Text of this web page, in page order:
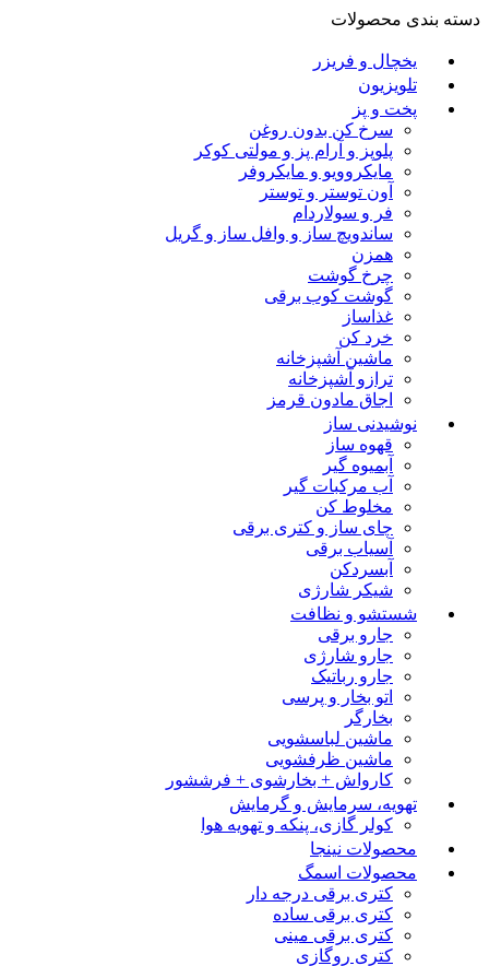
دسته بندی محصولات
یخچال و فریزر
تلویزیون
پخت و پز
سرخ کن بدون روغن
پلوپز و آرام پز و مولتی کوکر
مایکروویو و مایکروفر
آون توستر و توستر
فر و سولاردام
ساندویچ ساز و وافل ساز و گریل
همزن
چرخ گوشت
گوشت کوب برقی
غذاساز
خرد کن
ماشین آشپزخانه
ترازو آشپزخانه
اجاق مادون قرمز
نوشیدنی ساز
قهوه ساز
آبمیوه گیر
آب مرکبات گیر
مخلوط کن
چای ساز و کتری برقی
آسیاب برقی
آبسردکن
شیکر شارژی
شستشو و نظافت
جارو برقی
جارو شارژی
جارو رباتیک
اتو بخار و پرسی
بخارگر
ماشین لباسشویی
ماشین ظرفشویی
کارواش + بخارشوی + فرششور
تهویه، سرمایش و گرمایش
کولر گازی، پنکه و تهویه هوا
محصولات نینجا
محصولات اسمگ
کتری برقی درجه دار
کتری برقی ساده
کتری برقی مینی
کتری روگازی